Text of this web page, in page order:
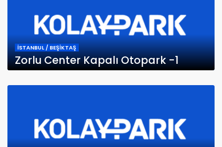
İSTANBUL / BEŞİKTAŞ
Zorlu Center Kapalı Otopark -1